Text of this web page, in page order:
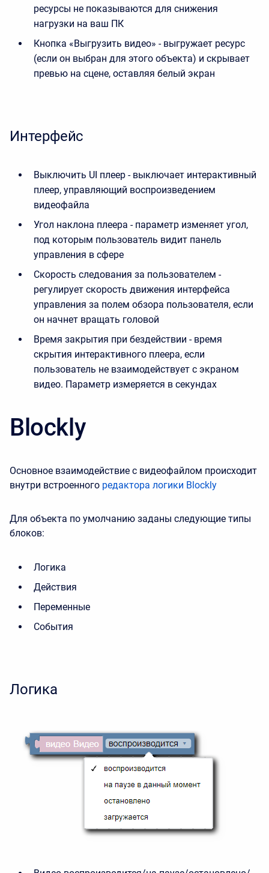
ресурсы не показываются для снижения
нагрузки на ваш ПК
Кнопка «Выгрузить видео» - выгружает ресурс
(если он выбран для этого объекта) и скрывает
превью на сцене, оставляя белый экран
Интерфейс
Выключить UI плеер - выключает интерактивный
плеер, управляющий воспроизведением
видеофайла
Угол наклона плеера - параметр изменяет угол,
под которым пользователь видит панель
управления в сфере
Скорость следования за пользователем -
регулирует скорость движения интерфейса
управления за полем обзора пользователя, если
он начнет вращать головой
Время закрытия при бездействии - время
скрытия интерактивного плеера, если
пользователь не взаимодействует с экраном
видео. Параметр измеряется в секундах
Blockly
Основное взаимодействие с видеофайлом происходит
внутри встроенного редактора логики Blockly
Для объекта по умолчанию заданы следующие типы
блоков:
Логика
Действия
Переменные
События
Логика